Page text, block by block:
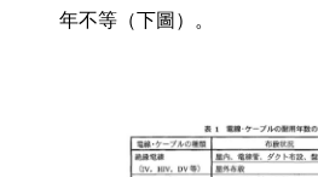
年不等（下圖）。